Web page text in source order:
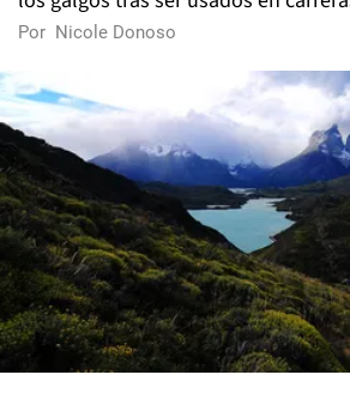
Por Nicole Donoso